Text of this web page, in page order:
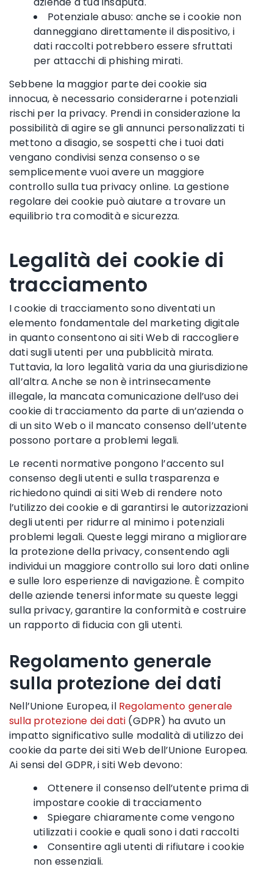
Potenziale abuso: anche se i cookie non
danneggiano direttamente il dispositivo, i
dati raccolti potrebbero essere sfruttati
per attacchi di phishing mirati.
Sebbene la maggior parte dei cookie sia
innocua, è necessario considerarne i potenziali
rischi per la privacy. Prendi in considerazione la
possibilità di agire se gli annunci personalizzati ti
mettono a disagio, se sospetti che i tuoi dati
vengano condivisi senza consenso o se
semplicemente vuoi avere un maggiore
controllo sulla tua privacy online. La gestione
regolare dei cookie può aiutare a trovare un
equilibrio tra comodità e sicurezza.
Legalità dei cookie di
tracciamento
I cookie di tracciamento sono diventati un
elemento fondamentale del marketing digitale
in quanto consentono ai siti Web di raccogliere
dati sugli utenti per una pubblicità mirata.
Tuttavia, la loro legalità varia da una giurisdizione
all’altra. Anche se non è intrinsecamente
illegale, la mancata comunicazione dell’uso dei
cookie di tracciamento da parte di un’azienda o
di un sito Web o il mancato consenso dell’utente
possono portare a problemi legali.
Le recenti normative pongono l’accento sul
consenso degli utenti e sulla trasparenza e
richiedono quindi ai siti Web di rendere noto
l’utilizzo dei cookie e di garantirsi le autorizzazioni
degli utenti per ridurre al minimo i potenziali
problemi legali. Queste leggi mirano a migliorare
la protezione della privacy, consentendo agli
individui un maggiore controllo sui loro dati online
e sulle loro esperienze di navigazione. È compito
delle aziende tenersi informate su queste leggi
sulla privacy, garantire la conformità e costruire
un rapporto di fiducia con gli utenti.
Regolamento generale
sulla protezione dei dati
Nell’Unione Europea, il Regolamento generale
sulla protezione dei dati (GDPR) ha avuto un
impatto significativo sulle modalità di utilizzo dei
cookie da parte dei siti Web dell’Unione Europea.
Ai sensi del GDPR, i siti Web devono:
Ottenere il consenso dell’utente prima di
impostare cookie di tracciamento
Spiegare chiaramente come vengono
utilizzati i cookie e quali sono i dati raccolti
Consentire agli utenti di rifiutare i cookie
non essenziali.